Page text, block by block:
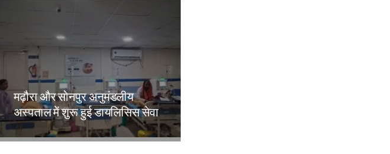
मढ़ौरा और सोनपुर अनुमंडलीय
अस्पताल में शुरू हुई डायलिसिस सेवा
Amit Lekh